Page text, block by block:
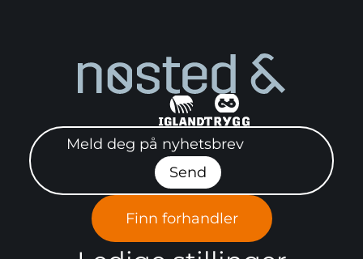
Meld deg på nyhetsbrev"
Send
Finn forhandler